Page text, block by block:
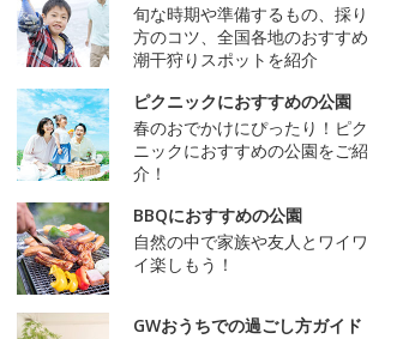
旬な時期や準備するもの、採り
方のコツ、全国各地のおすすめ
潮干狩りスポットを紹介
ピクニックにおすすめの公園
春のおでかけにぴったり！ピク
ニックにおすすめの公園をご紹
介！
BBQにおすすめの公園
自然の中で家族や友人とワイワ
イ楽しもう！
GWおうちでの過ごし方ガイド